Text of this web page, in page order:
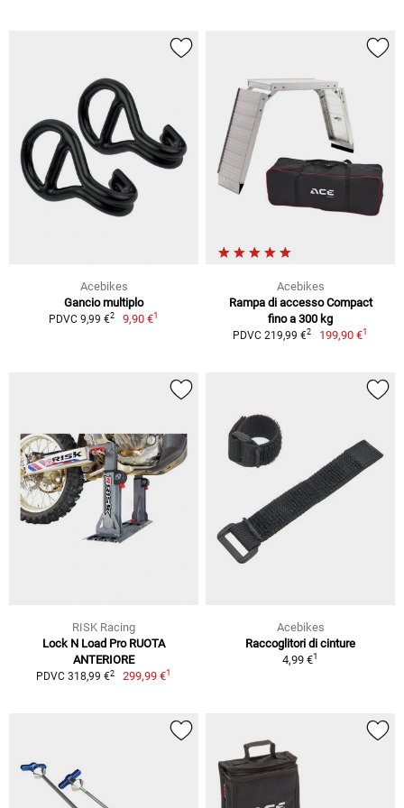
Acebikes
Gancio multiplo
PDVC 9,99 €2 9,90 €1
Acebikes
Rampa di accesso Compact
fino a 300 kg
PDVC 219,99 €2 199,90 €1
RISK Racing
Lock N Load Pro RUOTA
ANTERIORE
PDVC 318,99 €2 299,99 €1
Acebikes
Raccoglitori di cinture
4,99 €1